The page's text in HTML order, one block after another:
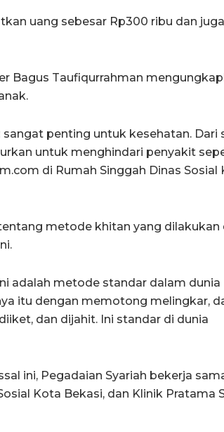
uang sebesar Rp300 ribu dan
Bagus Taufiqurrahman
penting untuk kesehatan. Dari
untuk menghindari penyakit
di Rumah Singgah Dinas Sosial
metode khitan yang dilakukan
adalah metode standar dalam dunia
itu dengan memotong melingkar,
dan dijahit. Ini standar di dunia
ini, Pegadaian Syariah bekerja
Kota Bekasi, dan Klinik Pratama